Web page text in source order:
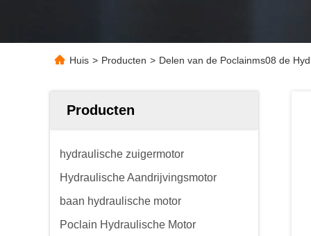
Huis > Producten > Delen van de Poclainms08 de
Producten
hydraulische zuigermotor
Hydraulische Aandrijvingsmotor
baan hydraulische motor
Poclain Hydraulische Motor